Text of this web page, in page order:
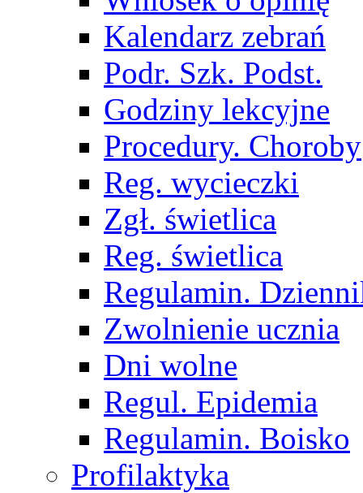
Kalendarz zebrań
Podr. Szk. Podst.
Godziny lekcyjne
Procedury. Choroby
Reg. wycieczki
Zgł. świetlica
Reg. świetlica
Regulamin.
Zwolnienie ucznia
Dni wolne
Regul. Epidemia
Regulamin. Boisko
Profilaktyka